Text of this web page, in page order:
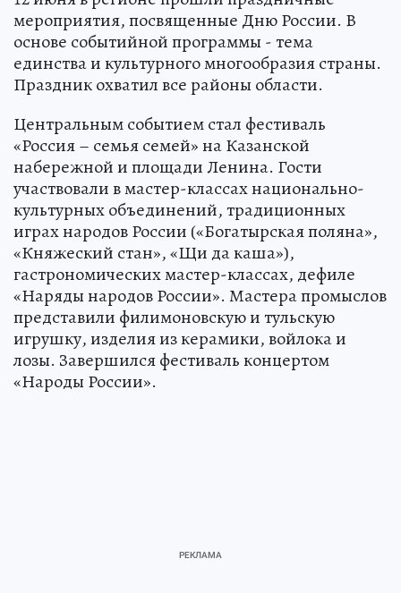
мероприятия, посвященные Дню России. В
основе событийной программы - тема
единства и культурного многообразия страны.
Праздник охватил все районы области.
Центральным событием стал фестиваль
«Россия – семья семей» на Казанской
набережной и площади Ленина. Гости
участвовали в мастер-классах национально-
культурных объединений, традиционных
играх народов России («Богатырская поляна»,
«Княжеский стан», «Щи да каша»),
гастрономических мастер-классах, дефиле
«Наряды народов России». Мастера промыслов
представили филимоновскую и тульскую
игрушку, изделия из керамики, войлока и
лозы. Завершился фестиваль концертом
«Народы России».